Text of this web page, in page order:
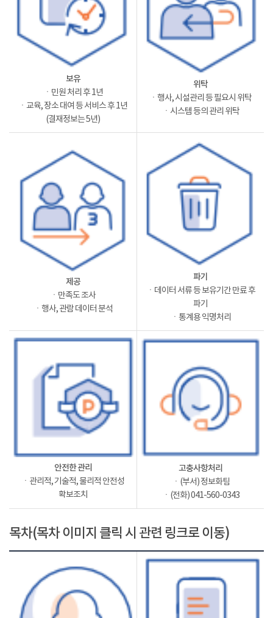
보유
ㆍ민원 처리 후 1년
ㆍ교육, 장소 대여 등 서비스 후 1년
(결재정보는 5년)
위탁
ㆍ행사, 시설관리 등 필요시 위탁
ㆍ시스템 등의 관리 위탁
제공
ㆍ만족도 조사
ㆍ행사, 관람 데이터 분석
파기
ㆍ데이터 서류 등 보유기간 만료 후
파기
ㆍ통계용 익명처리
안전한 관리
ㆍ관리적, 기술적, 물리적 안전성
확보조치
고충사항처리
ㆍ(부서) 정보화팀
ㆍ(전화) 041-560-0343
목차(목차 이미지 클릭 시 관련 링크로 이동)